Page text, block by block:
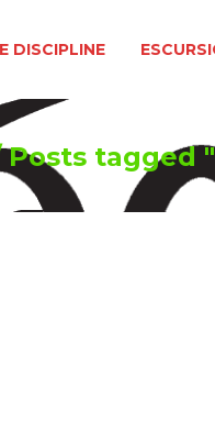
DISCIPLINE
Posts tagged